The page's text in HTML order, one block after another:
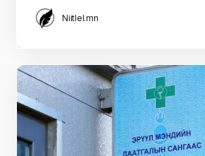
Niitlel.mn